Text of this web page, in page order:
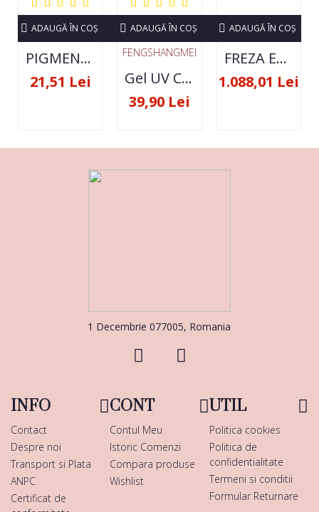
PIGMENT NEON SET 12 CULORI
21,51 Lei
ADAUGĂ ÎN COŞ
FENGSHANGMEI
Gel UV Constructie FSM 50ML - 07
39,90 Lei
ADAUGĂ ÎN COŞ
FREZA ELECTRICA STRONG 210 35000 RPM- ORIGINALA
1.088,01 Lei
ADAUGĂ ÎN COŞ
1 Decembrie 077005, Romania
INFO
Contact
Despre noi
Transport si Plata
ANPC
Certificat de
CONT
Contul Meu
Istoric Comenzi
Compara produse
Wishlist
UTIL
Politica cookies
Politica de
confidentialitate
Termeni si conditii
Formular Returnare